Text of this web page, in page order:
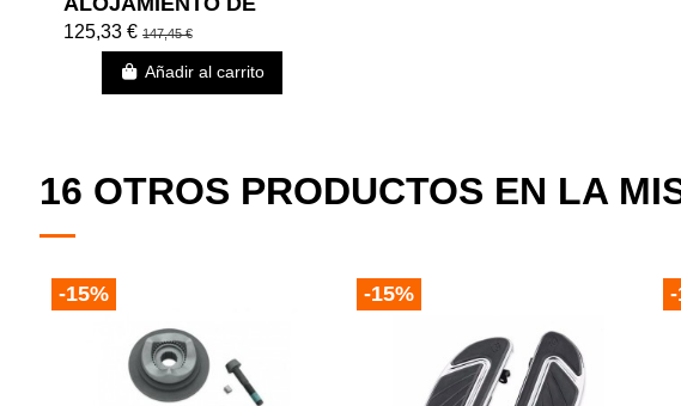
FARO FREIGHT TRAIN
PARA HARLEY
DAVIDSON
125,33 € 147,45 €
Añadir al carrito
16 OTROS PRODUCTOS EN LA
-15% -15%